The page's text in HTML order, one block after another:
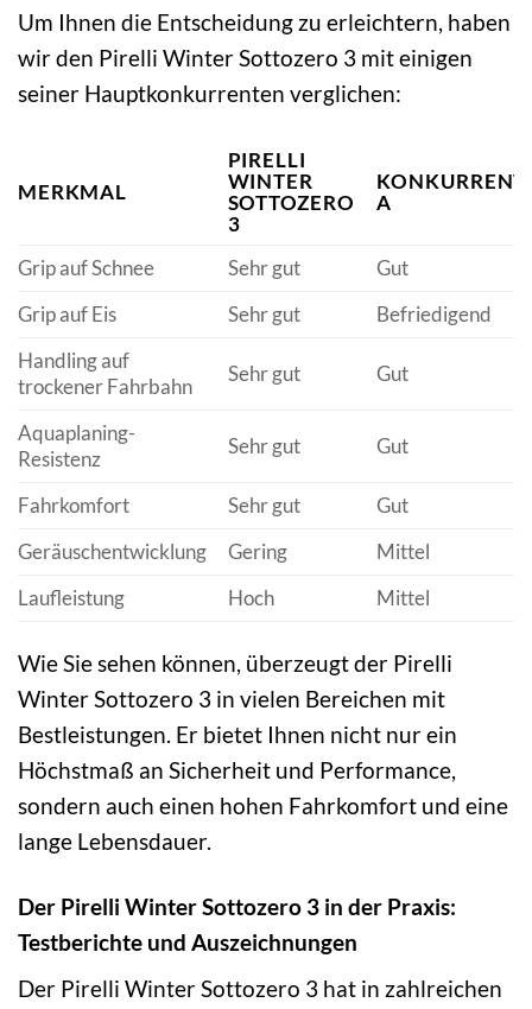
Um Ihnen die Entscheidung zu erleichtern, haben
wir den Pirelli Winter Sottozero 3 mit einigen
seiner Hauptkonkurrenten verglichen:
MERKMAL
PIRELLI
WINTER
SOTTOZERO
3
KONKURRENT
A
Grip auf Schnee Sehr gut
Gut
Grip auf Eis
Sehr gut
Befriedigend
Handling auf
trockener Fahrbahn
Sehr gut Gut
Aquaplaning-
Resistenz
Sehr gut Gut
Fahrkomfort Sehr gut
Gut
Geräuschentwicklung
Gering
Mittel
Laufleistung
Hoch Mittel
Wie Sie sehen können, überzeugt der Pirelli
Winter Sottozero 3 in vielen Bereichen mit
Bestleistungen. Er bietet Ihnen nicht nur ein
Höchstmaß an Sicherheit und Performance,
sondern auch einen hohen Fahrkomfort und eine
lange Lebensdauer.
Der Pirelli Winter Sottozero 3 in der Praxis:
Testberichte und Auszeichnungen
Der Pirelli Winter Sottozero 3 hat in zahlreichen